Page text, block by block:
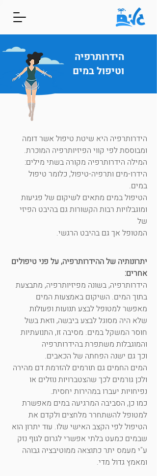
הידרותרפיה
וטיפול במים
הידרותרפיה היא שיטת טיפול אשר דומה
ומבוססת לפי קווי הפיזיותרפיה המוכרת.
המילה הידרותרפיה מקורה בשתי מילים:
הידרו-מים ותרפיה-טיפול, כלומר טיפול
במים.
הטיפול במים מתאים לשיקום של פגיעות
ומוגבלויות רבות הקשורות גם בהיבט הפיזי
של
המטופל אך גם בהיבט הרגשי.
יתרונותיה של ההידרותרפיה, על פני טיפולים
אחרים:
הידרותרפיה, בשונה מפיזיותרפיה, מתבצעת
בתוך המים. השיקום באמצעות המים
מאפשר למטופל לבצע תנועות ופעולות
שלא היה מסוגל לבצע ביבשה, וזאת בשל
חוסר המשקל במים. מסיבה זו, התנועתיות
והמוגבלות משתפרת בהידרותרפיה
וכך גם ישנה הפחתה של הכאבים.
המים החמים גם תורמים להזרמת דם מהירה
ולכן גורמים לכך שהצטברויות נוזלים או
נפיחויות יעברו במהירות יחסית.
כמו כן, הסביבה המרגיעה במים מאפשרת
למטופל להשתחרר מלחצים ולקדם את
הטיפול לפי הקצב האישי שלו. עוד יתרון הוא
שבמים כמעט בלתי אפשרי לגרום לגוף נזק
ע"י מעמס יתר כתוצאה ממוטיבציה גבוהה
ומאמץ גדול מדי.